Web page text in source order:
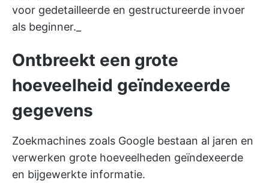
voor gedetailleerde en gestructureerde invoer
als beginner._
Ontbreekt een grote
hoeveelheid geïndexeerde
gegevens
Zoekmachines zoals Google bestaan al jaren en
verwerken grote hoeveelheden geïndexeerde
en bijgewerkte informatie.